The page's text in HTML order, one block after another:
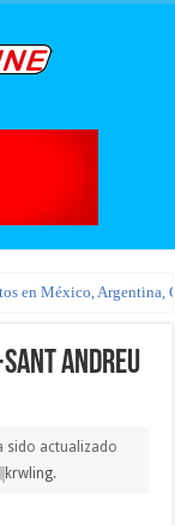
en México, Argentina,
andreu
sido actualizado
krwling.